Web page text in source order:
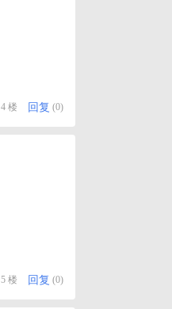
4 楼 回复 (0)
5 楼 回复 (0)